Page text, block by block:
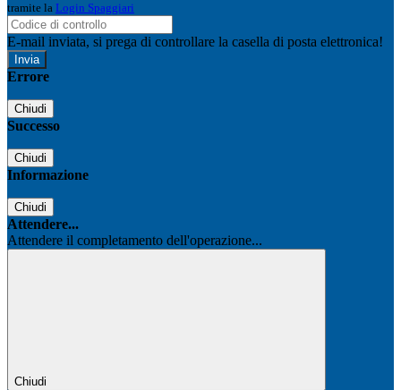
tramite la Login Spaggiari
E-mail inviata, si prega di controllare la casella di posta elettronica!
Errore
Chiudi
Successo
Chiudi
Informazione
Chiudi
Attendere...
Attendere il completamento dell'operazione...
Chiudi